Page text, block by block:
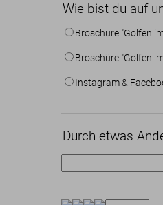
Wie bist du auf
Broschüre "Golfen
Broschüre "Golfen
Instagram &
Durch etwas